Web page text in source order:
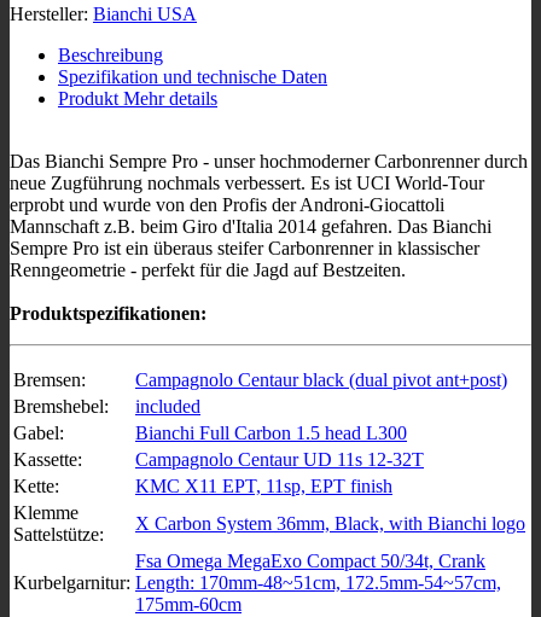
Hersteller: Bianchi USA
Beschreibung
Spezifikation und technische Daten
Produkt Mehr details
Das Bianchi Sempre Pro - unser hochmoderner Carbonrenner durch
neue Zugführung nochmals verbessert. Es ist UCI World-Tour
erprobt und wurde von den Profis der Androni-Giocattoli
Mannschaft z.B. beim Giro d'Italia 2014 gefahren. Das Bianchi
Sempre Pro ist ein überaus steifer Carbonrenner in klassischer
Renngeometrie - perfekt für die Jagd auf Bestzeiten.
Produktspezifikationen:
Bremsen:
Campagnolo Centaur black (dual pivot ant+post)
Bremshebel:
included
Gabel:
Bianchi Full Carbon 1.5 head L300
Kassette:
Campagnolo Centaur UD 11s 12-32T
Kette:
KMC X11 EPT, 11sp, EPT finish
Klemme
Sattelstütze:
X Carbon System 36mm, Black, with Bianchi logo
Kurbelgarnitur:
Fsa Omega MegaExo Compact 50/34t, Crank
Length: 170mm-48~51cm, 172.5mm-54~57cm,
175mm-60cm